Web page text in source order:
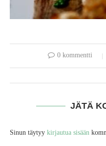
0 kommentti
JÄTÄ
Sinun täytyy kirjautua sisään